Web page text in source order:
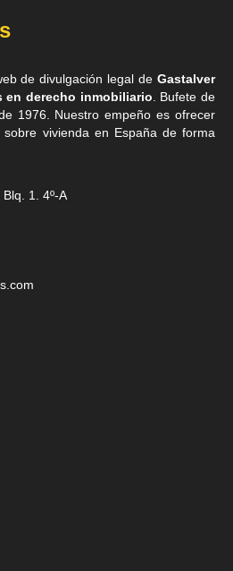
de divulgación legal de Gastalver
en derecho inmobiliario . Bufete de
1976. Nuestro empeño es ofrecer
vivienda en España de forma
1. 4º-A